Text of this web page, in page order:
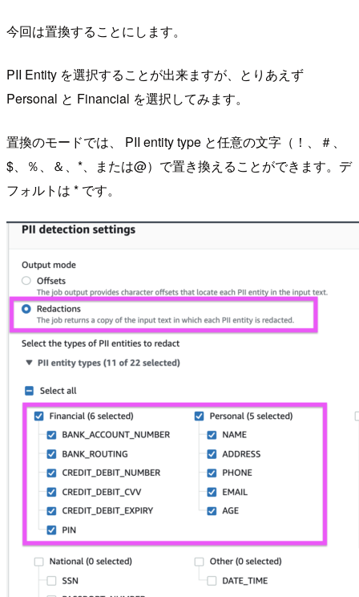
今回は置換することにします。
PII Entity を選択することが出来ますが、とりあえず
Personal と Financial を選択してみます。
置換のモードでは、 PII entity type と任意の文字（！、＃、
$、％、＆、*、または@）で置き換えることができます。デ
フォルトは * です。